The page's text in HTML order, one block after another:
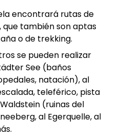
encontrará rutas de
que también son aptas
o de trekking.
se pueden realizar
See (baños
natación), al
teleférico, pista
(ruinas del
al Egerquelle, al